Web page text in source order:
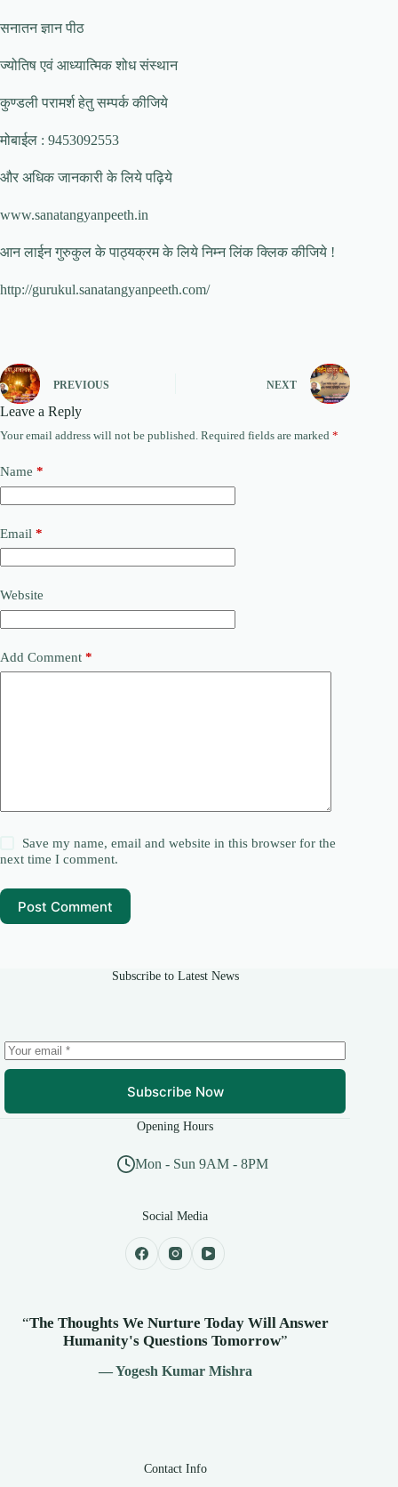
सनातन ज्ञान पीठ
ज्योतिष एवं आध्यात्मिक शोध संस्थान
कुण्डली परामर्श हेतु सम्पर्क कीजिये
मोबाईल : 9453092553
और अधिक जानकारी के लिये पढ़िये
www.sanatangyanpeeth.in
आन लाईन गुरुकुल के पाठ्यक्रम के लिये निम्न लिंक क्लिक कीजिये !
http://gurukul.sanatangyanpeeth.com/
PREVIOUS NEXT
Leave a Reply
Your email address will not be published. Required fields are marked *
Name *
Email *
Website
Add Comment *
Save my name, email and website in this browser for the
next time I comment.
Post Comment
Subscribe to Latest News
Subscribe Now
Opening Hours
Mon - Sun 9AM - 8PM
Social Media
“The Thoughts We Nurture Today Will Answer
Humanity's Questions Tomorrow”
— Yogesh Kumar Mishra
Contact Info